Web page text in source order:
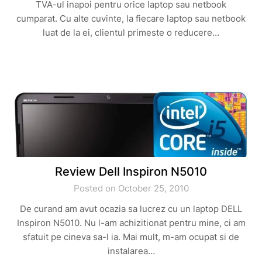
TVA-ul inapoi pentru orice laptop sau netbook
cumparat. Cu alte cuvinte, la fiecare laptop sau netbook
luat de la ei, clientul primeste o reducere…
Review Dell Inspiron N5010
Posted on October 25, 2010
De curand am avut ocazia sa lucrez cu un laptop DELL
Inspiron N5010. Nu l-am achizitionat pentru mine, ci am
sfatuit pe cineva sa-l ia. Mai mult, m-am ocupat si de
instalarea…